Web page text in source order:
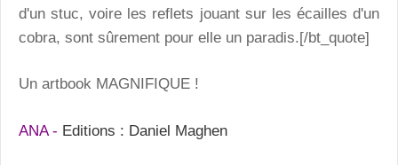
d'un stuc, voire les reflets jouant sur les écailles d'un
cobra, sont sûrement pour elle un paradis.[/bt_quote]
Un artbook MAGNIFIQUE !
ANA - Editions : Daniel Maghen